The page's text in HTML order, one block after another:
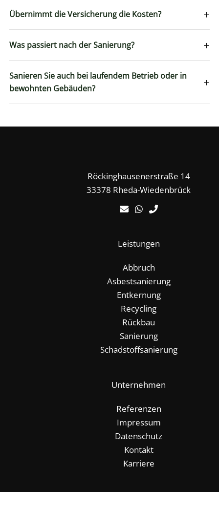
Übernimmt die Versicherung die Kosten? +
Was passiert nach der Sanierung? +
Sanieren Sie auch bei laufendem Betrieb oder in
bewohnten Gebäuden?
+
Röckinghausenerstraße 14
33378 Rheda-Wiedenbrück
Leistungen
Abbruch
Asbestsanierung
Entkernung
Recycling
Rückbau
Sanierung
Schadstoffsanierung
Unternehmen
Referenzen
Impressum
Datenschutz
Kontakt
Karriere